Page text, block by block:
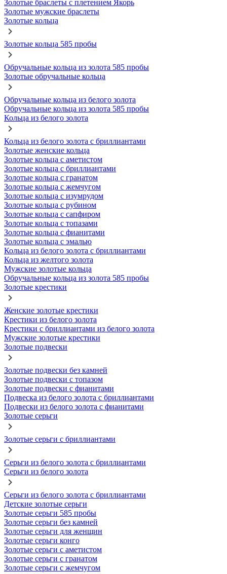
Золотые браслеты с плетением Якорь
Золотые мужские браслеты
Золотые кольца
Золотые кольца 585 пробы
Обручальные кольца из золота 585 пробы
Золотые обручальные кольца
Обручальные кольца из белого золота
Обручальные кольца из золота 585 пробы
Кольца из белого золота
Кольца из белого золота с бриллиантами
Золотые женские кольца
Золотые кольца с аметистом
Золотые кольца с бриллиантами
Золотые кольца с гранатом
Золотые кольца с жемчугом
Золотые кольца с изумрудом
Золотые кольца с рубином
Золотые кольца с сапфиром
Золотые кольца с топазами
Золотые кольца с фианитами
Золотые кольца с эмалью
Кольца из белого золота с бриллиантами
Кольца из желтого золота
Мужские золотые кольца
Обручальные кольца из золота 585 пробы
Золотые крестики
Женские золотые крестики
Крестики из белого золота
Крестики с бриллиантами из белого золота
Мужские золотые крестики
Золотые подвески
Золотые подвески без камней
Золотые подвески с топазом
Золотые подвески с фианитами
Подвеска из белого золота с бриллиантами
Подвески из белого золота с фианитами
Золотые серьги
Золотые серьги с бриллиантами
Серьги из белого золота с бриллиантами
Серьги из белого золота
Серьги из белого золота с бриллиантами
Детские золотые серьги
Золотые серьги 585 пробы
Золотые серьги без камней
Золотые серьги для женщин
Золотые серьги конго
Золотые серьги с аметистом
Золотые серьги с гранатом
Золотые серьги с жемчугом